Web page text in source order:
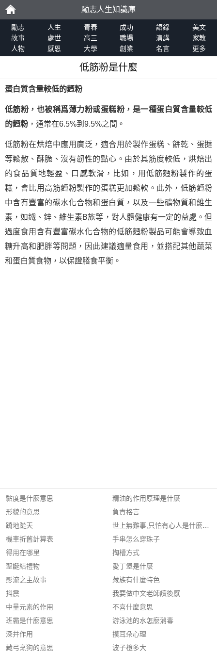
勵
志
勵志人生知識庫
勵志 人生 青春 成功 語錄
美文
故事
處世 高三 職場 演講
家教
人物
感恩 大學 創業 名言 更多
低筋粉是什麼
蛋白質含量較低的麪粉
低筋粉，也被稱爲薄力粉或蛋糕粉，是一種蛋白質含量較低
的麪粉，通常在6.5%到9.5%之間。
低筋粉在烘焙中應用廣泛，適合用於製作蛋糕、餅乾、蛋撻
等鬆散、酥脆、沒有韌性的點心。由於其筋度較低，烘焙出
的食品質地輕盈、口感軟滑，比如，用低筋麪粉製作的蛋
糕，會比用高筋麪粉製作的蛋糕更加鬆軟。此外，低筋麪粉
中含有豐富的碳水化合物和蛋白質，以及一些礦物質和維生
素，如鐵、鋅、維生素B族等，對人體健康有一定的益處。但
過度食用含有豐富碳水化合物的低筋麪粉製品可能會導致血
糖升高和肥胖等問題，因此建議適量食用，並搭配其他蔬菜
和蛋白質食物，以保證膳食平衡。
黏度是什麼意思
形貌的意思
蹐地踨天
機車折舊計算表
得用在哪里
聖誕結禮物
影流之主故事
抖震
中量元素的作用
班霸是什麼意思
深井作用
藏弓烹狗的意思
精油的作用原理是什麼
負責格言
世上無難事,只怕有心人是什麼意思
手串怎么穿珠子
掏槽方式
愛丁堡是什麼
藏族有什麼特色
我要做中文老師讀後感
不喜什麼意思
游泳池的水怎麼消毒
摸耳朵心理
波子橙多大